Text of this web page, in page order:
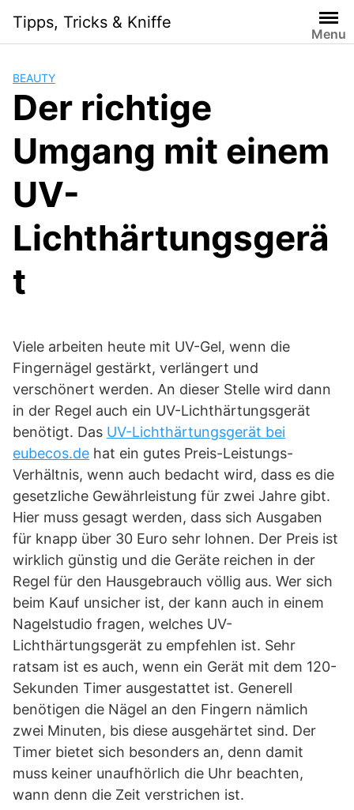
content
Tipps, Tricks & Kniffe
Menu
BEAUTY
Der richtige
Umgang mit einem
UV-
Lichthärtungsgerä
t
Viele arbeiten heute mit UV-Gel, wenn die
Fingernägel gestärkt, verlängert und
verschönert werden. An dieser Stelle wird dann
in der Regel auch ein UV-Lichthärtungsgerät
benötigt. Das UV-Lichthärtungsgerät bei
eubecos.de hat ein gutes Preis-Leistungs-
Verhältnis, wenn auch bedacht wird, dass es die
gesetzliche Gewährleistung für zwei Jahre gibt.
Hier muss gesagt werden, dass sich Ausgaben
für knapp über 30 Euro sehr lohnen. Der Preis ist
wirklich günstig und die Geräte reichen in der
Regel für den Hausgebrauch völlig aus. Wer sich
beim Kauf unsicher ist, der kann auch in einem
Nagelstudio fragen, welches UV-
Lichthärtungsgerät zu empfehlen ist. Sehr
ratsam ist es auch, wenn ein Gerät mit dem 120-
Sekunden Timer ausgestattet ist. Generell
benötigen die Nägel an den Fingern nämlich
zwei Minuten, bis diese ausgehärtet sind. Der
Timer bietet sich besonders an, denn damit
muss keiner unaufhörlich die Uhr beachten,
wann denn die Zeit verstrichen ist.